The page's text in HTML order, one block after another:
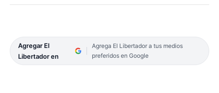
Agregar El
Libertador en
Agrega El Libertador a tus medios
preferidos en Google